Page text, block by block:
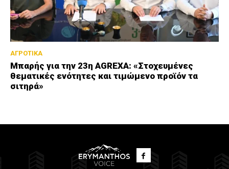
ΑΓΡΟΤΙΚΑ
Μπαρής για την 23η AGREXA: «Στοχευμένες
θεματικές ενότητες και τιμώμενο προϊόν τα
σιτηρά»